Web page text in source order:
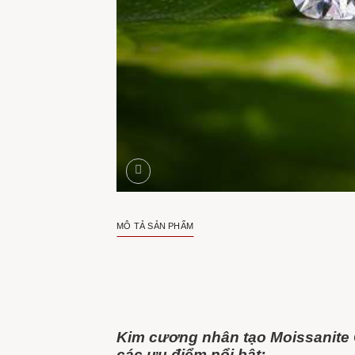
MÔ TẢ SẢN PHẨM
Kim cương nhân tạo